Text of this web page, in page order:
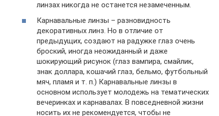
линзах никогда не останется незамеченным.
Карнавальные линзы – разновидность
декоративных линз. Но в отличие от
предыдущих, создают на радужке глаз очень
броский, иногда неожиданный и даже
шокирующий рисунок (глаз вампира, смайлик,
знак доллара, кошачий глаз, бельмо, футбольный
мяч, пламя и т. п.) Карнавальные линзы в
основном использует молодежь на тематических
вечеринках и карнавалах. В повседневной жизни
носить их не рекомендуется, чтобы не